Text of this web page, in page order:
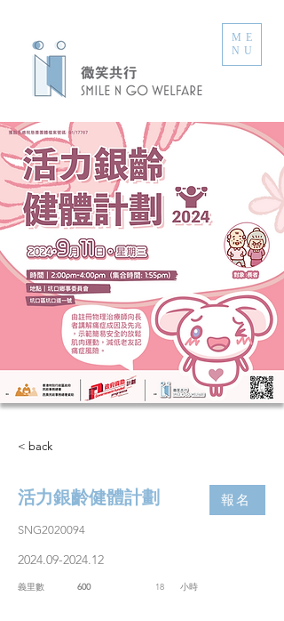
ME
NU
< back
活力銀齡健體計劃 報名
SNG2020094
2024.09-2024.12
義里數 600 18 ​小時